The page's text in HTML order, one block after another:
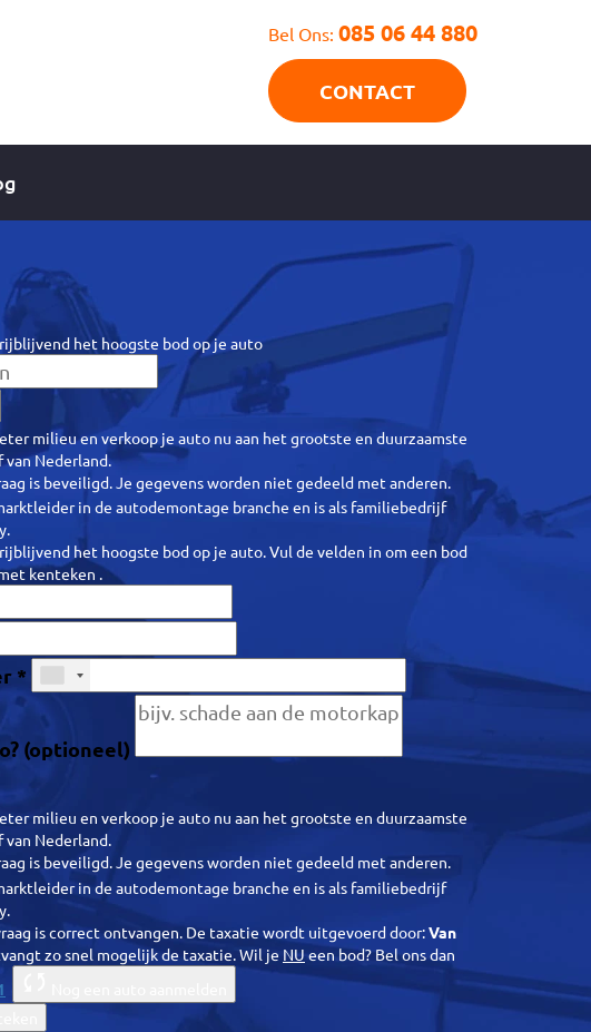
Bel Ons: 085 06 44 880
CONTACT
het hoogste bod op je auto
milieu en verkoop je auto nu aan het grootste en duurzaamste
Nederland.
is beveiligd. Je gegevens worden niet gedeeld met anderen.
in de autodemontage branche en is als familiebedrijf
het hoogste bod op je auto.Vul de velden in om een bod
kenteken .
*
(optioneel)
milieu en verkoop je auto nu aan het grootste en duurzaamste
Nederland.
is beveiligd. Je gegevens worden niet gedeeld met anderen.
in de autodemontage branche en is als familiebedrijf
is correct ontvangen. De taxatie wordt uitgevoerd door:Van
zo snel mogelijk de taxatie.Wil je NUeen bod? Bel ons dan